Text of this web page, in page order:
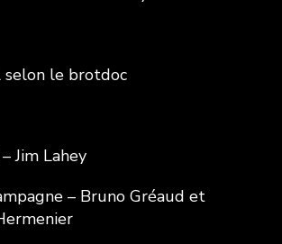
selon le brotdoc
Jim Lahey
– Bruno Gréaud et